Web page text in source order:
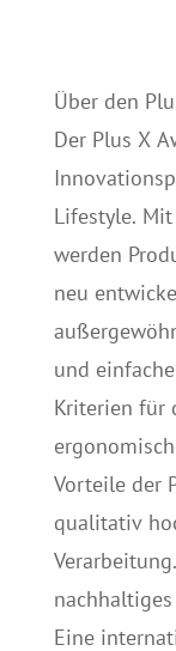
Über den
Der Plus X
Lifestyle.
werden
neu
und
Kriterien für
Vorteile der
qualitativ
Eine